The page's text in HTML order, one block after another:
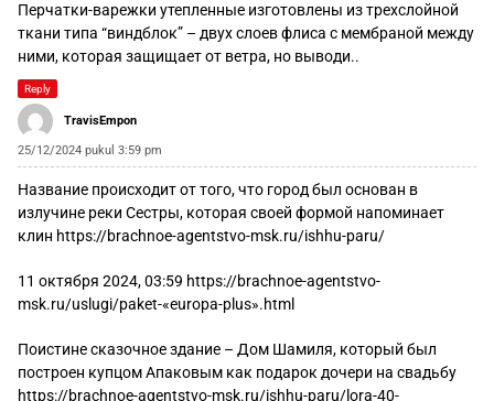
Перчатки-варежки утепленные изготовлены из трехслойной
ткани типа “виндблок” – двух слоев флиса с мембраной между
ними, которая защищает от ветра, но выводи..
Reply
TravisEmpon
25/12/2024 pukul 3:59 pm
Название происходит от того, что город был основан в
излучине реки Сестры, которая своей формой напоминает
клин https://brachnoe-agentstvo-msk.ru/ishhu-paru/
11 октября 2024, 03:59 https://brachnoe-agentstvo-
msk.ru/uslugi/paket-«europa-plus».html
Поистине сказочное здание – Дом Шамиля, который был
построен купцом Апаковым как подарок дочери на свадьбу
https://brachnoe-agentstvo-msk.ru/ishhu-paru/lora-40-